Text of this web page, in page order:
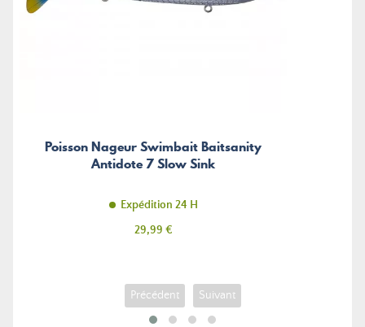
Poisson Nageur Swimbait Baitsanity
Antidote 7 Slow Sink
Expédition 24 H
Prix
29,99 €
Précédent Suivant